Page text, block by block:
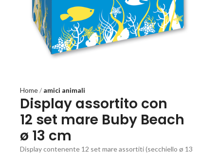
Home amici animali
Display assortito con
12 set mare Buby Beach
ø 13 cm
Display contenente 12 set mare assortiti (secchiello ø 13